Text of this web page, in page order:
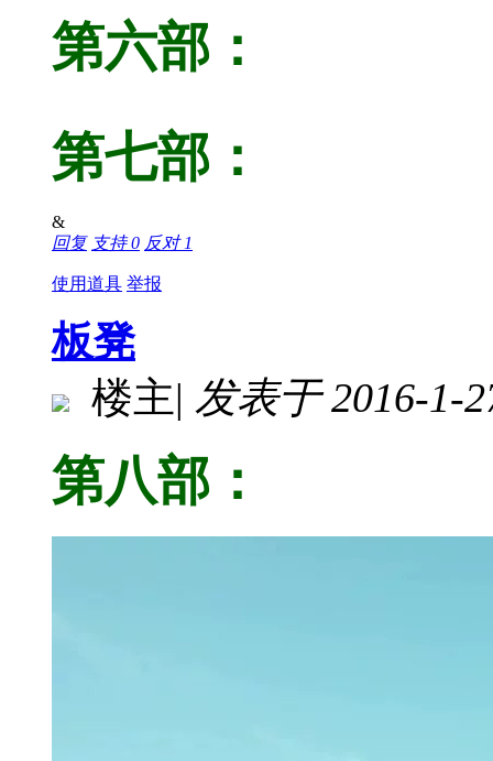
第六部：
第七部：
&
回复 支持0 反对 1
使用道具 举报
板凳
楼主| 发表于 2016-1-
第八部：